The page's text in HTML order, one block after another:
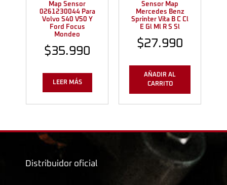
Map Sensor
0261230044 Para
Volvo S40 V50 Y
Ford Focus
Mondeo
$35.990
LEER MÁS
Sensor Map
Mercedes Benz
Sprinter Vita B C Cl
E Gl Ml R S Sl
$27.990
AÑADIR AL
CARRITO
Distribuidor oficial